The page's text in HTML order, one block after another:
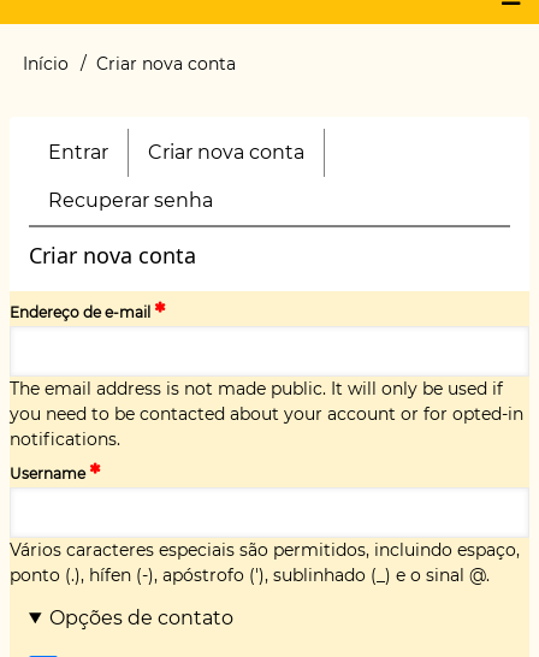
Main
Trilha
Início Criar nova conta
Primary
Entrar Criar nova conta
ativa)
Recuperar senha
Criar nova conta
Endereço de e-mail
The email address is not made public. It will only be used if
you need to be contacted about your account or for opted-in
notifications.
Username
Vários caracteres especiais são permitidos, incluindo espaço,
ponto (.), hífen (-), apóstrofo ('), sublinhado (_) e o sinal @.
Opções de contato